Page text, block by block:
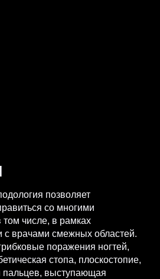
позволяет
со многими
числе, в рамках
с врачами смежных областей.
поражения ногтей,
стопа, плоскостопие,
выступающая